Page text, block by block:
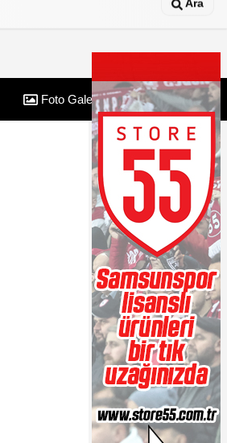
Ara
Foto Galeri Yazarlar